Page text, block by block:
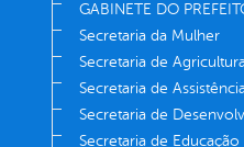
GABINETE DO
Secretaria da Mulher
Secretaria de
Secretaria de
Secretaria de
Secretaria de Educação